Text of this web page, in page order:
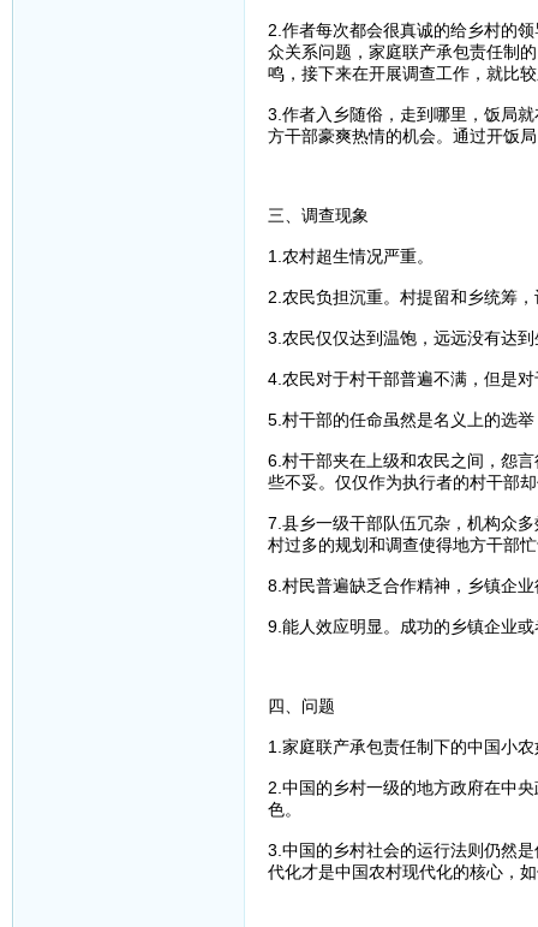
2.作者每次都会很真诚的给乡村的
众关系问题，家庭联产承包责任制
鸣，接下来在开展调查工作，就比
3.作者入乡随俗，走到哪里，饭局
方干部豪爽热情的机会。通过开饭
三、调查现象
1.农村超生情况严重。
2.农民负担沉重。村提留和乡统筹
3.农民仅仅达到温饱，远远没有达
4.农民对于村干部普遍不满，但是
5.村干部的任命虽然是名义上的选
6.村干部夹在上级和农民之间，怨
些不妥。仅仅作为执行者的村干部
7.县乡一级干部队伍冗杂，机构众
村过多的规划和调查使得地方干部
8.村民普遍缺乏合作精神，乡镇企
9.能人效应明显。成功的乡镇企业
四、问题
1.家庭联产承包责任制下的中国小
2.中国的乡村一级的地方政府在中
色。
3.中国的乡村社会的运行法则仍然
代化才是中国农村现代化的核心，